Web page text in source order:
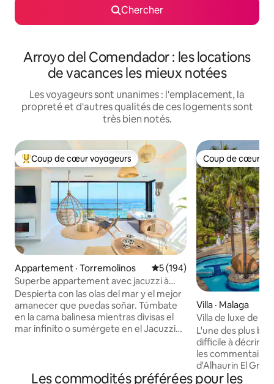
Chercher
Arroyo del Comendador : les locations
de vacances les mieux notées
Les voyageurs sont unanimes : l'emplacement, la
propreté et d'autres qualités de ces logements sont
très bien notés.
Coup de cœur voyageurs parmi les plus aimés
Coup de cœur voyageurs
Appartement · Torremolinos Note moyenne de 5 sur 5,
5 (194)
Superbe appartement avec jacuzzi à
Savanna Beach
Despierta con las olas del mar y el mejor
amanecer que puedas soñar. Túmbate
en la cama balinesa mientras divisas el
mar infinito o sumérgete en el Jacuzzi
un lugar mágico y con encanto. El
Coup de cœur
Coup de cœur
Villa · Malaga
Villa de luxe de
de Marbella
L'une des plus
difficile à décrire
les
d'Alhaurin El
Marbella. Parfait
Les commodités préférées pour les